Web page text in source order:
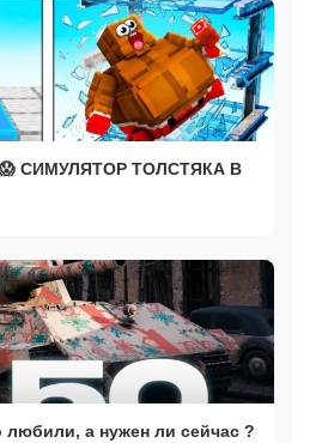
СИМУЛЯТОР ТОЛСТЯКА В
любили, а нужен ли сейчас ?